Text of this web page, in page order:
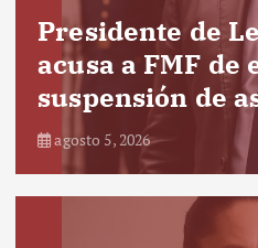
Presidente de
acusa a FMF de
suspensión de
agosto 5, 2026